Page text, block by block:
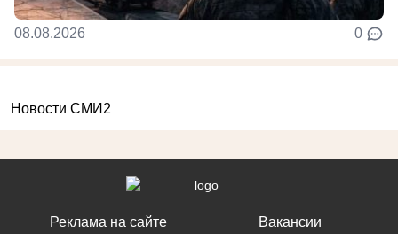
08.08.2026 0
Новости СМИ2
Реклама на сайте Вакансии